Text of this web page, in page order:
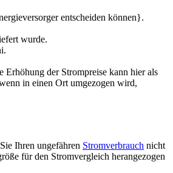
entscheiden können}.
wurde.
Erhöhung der Strompreise kann hier als
in einen Ort umgezogen wird,
Ihren ungefähren Stromverbrauch nicht
für den Stromvergleich herangezogen